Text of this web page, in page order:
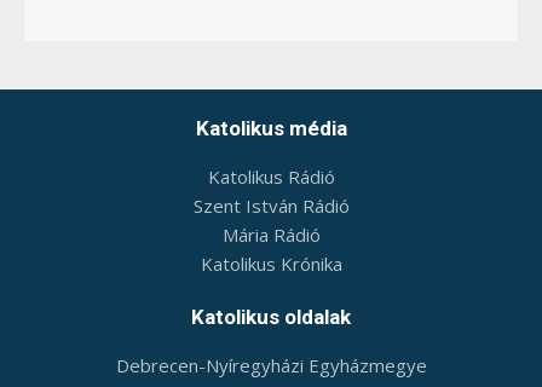
Katolikus média
Katolikus Rádió
Szent István Rádió
Mária Rádió
Katolikus Krónika
Katolikus oldalak
Debrecen-Nyíregyházi Egyházmegye